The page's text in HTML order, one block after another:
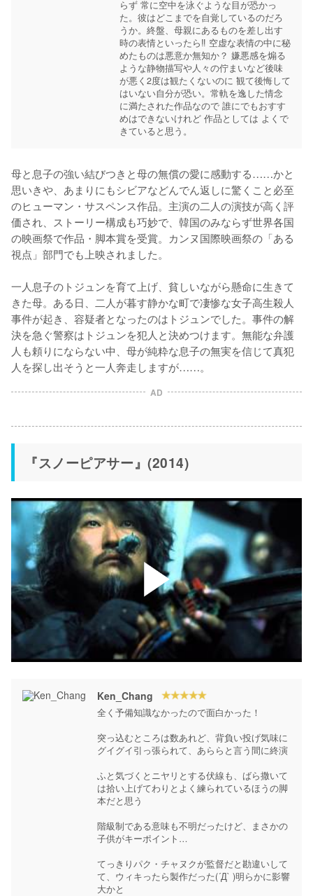
らず 常に空中を泳ぐような目が恐かっ
た。彼はどこまでを自覚しているのだろ
うか。終盤、母親にあるものを差し出す
時の表情といったら‼︎ 空虚な表情の中に秘
めたものは悪意か無知か？ 嫌悪感を煽る
ような静物描写や人々の佇まいなど後味
が悪く2度は観たくないのに 観て後悔して
はいない自分が恐い。常軌を逸した情念
に満たされた作品なので 誰にでもおすす
めはできないけれど 作品としては よくで
母と息子の強い結びつきと母の無償の愛に感動する……かと
思いきや、あまりにもシビアなどんでん返しに驚くこと必至
のヒューマン・サスペンス作品。主演の二人の演技が高く評
価され、ストーリー構成も巧妙で、韓国のみならず世界各国
の映画祭で作品・脚本賞を受賞。カンヌ国際映画祭の「ある
視点」部門でも上映されました。
一人息子のトジュンを育て上げ、貧しいながら懸命に生きて
きた母。ある日、二人が暮す静かな町で凄惨な女子高生殺人
事件が起き、容疑者となったのはトジュンでした。事件の解
決を急ぐ警察はトジュンを犯人と決めつけます。無能な弁護
人も頼りにならない中、母が純粋な息子の無実を信じて真犯
人を探し出そうと一人奔走しますが……。
AD
『スノーピアサー』(2014)
Ken_Chang
全く予備知識なかったので面白かった！
突っ込むところは数あれど、背負い投げ気味に
グイグイ引っ張られて、あららと言う間に終演
ふと気づくとニヤリとする伏線も、ばら撒いて
は拾い上げてわりとよく練られているほうの脚
本だと思う
階級制である意味も不明だったけど、まさかの
子供がキーポイント…
てっきりパク・チャヌクが監督だと勘違いして
て、ウィキったら製作だった(´Д` )明らかに影響
大かと